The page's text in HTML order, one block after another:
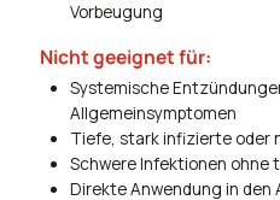
Vorbeugung
Nicht geeignet für:
Systemische
Allgemeinsymptomen
Tiefe, stark infizierte oder
Schwere Infektionen ohne
Direkte Anwendung in den